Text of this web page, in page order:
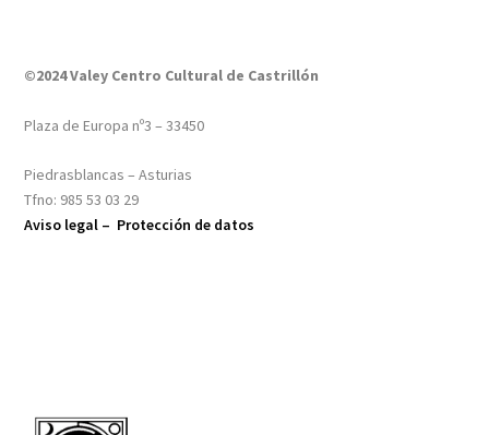
©2024 Valey Centro Cultural de Castrillón
Plaza de Europa nº3 – 33450
Piedrasblancas – Asturias
Tfno: 985 53 03 29
Aviso legal – Protección de datos